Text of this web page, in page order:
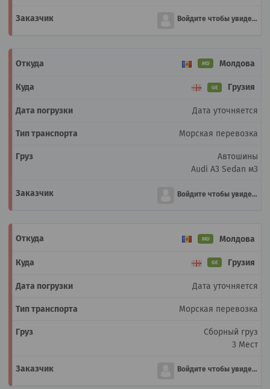
Войдите чтобы увидеть
MD Молдова
GE Грузия
Дата уточняется
Морская перевозка
Автошины
Audi A3 Sedan м3
Войдите чтобы увидеть
MD Молдова
GE Грузия
Дата уточняется
Морская перевозка
Сборный груз
3 Мест
Войдите чтобы увидеть